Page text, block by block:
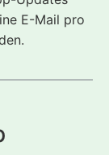
E-Mail pro